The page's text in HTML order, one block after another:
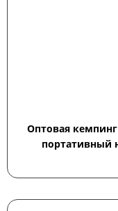
Оптовая
портативный